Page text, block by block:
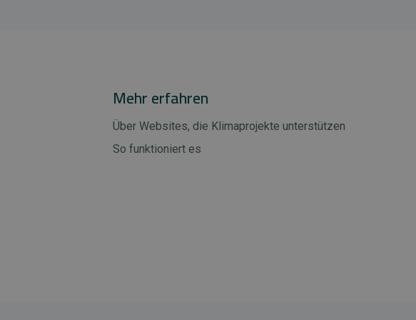
Mehr erfahren
Über Websites, die Klimaprojekte unterstützen
So funktioniert es